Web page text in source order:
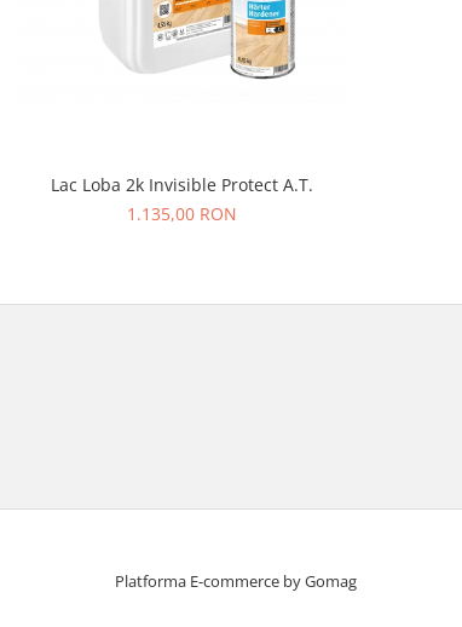
Lac Loba 2k Invisible Protect A.T.
1.135,00 RON
Platforma E-commerce by Gomag